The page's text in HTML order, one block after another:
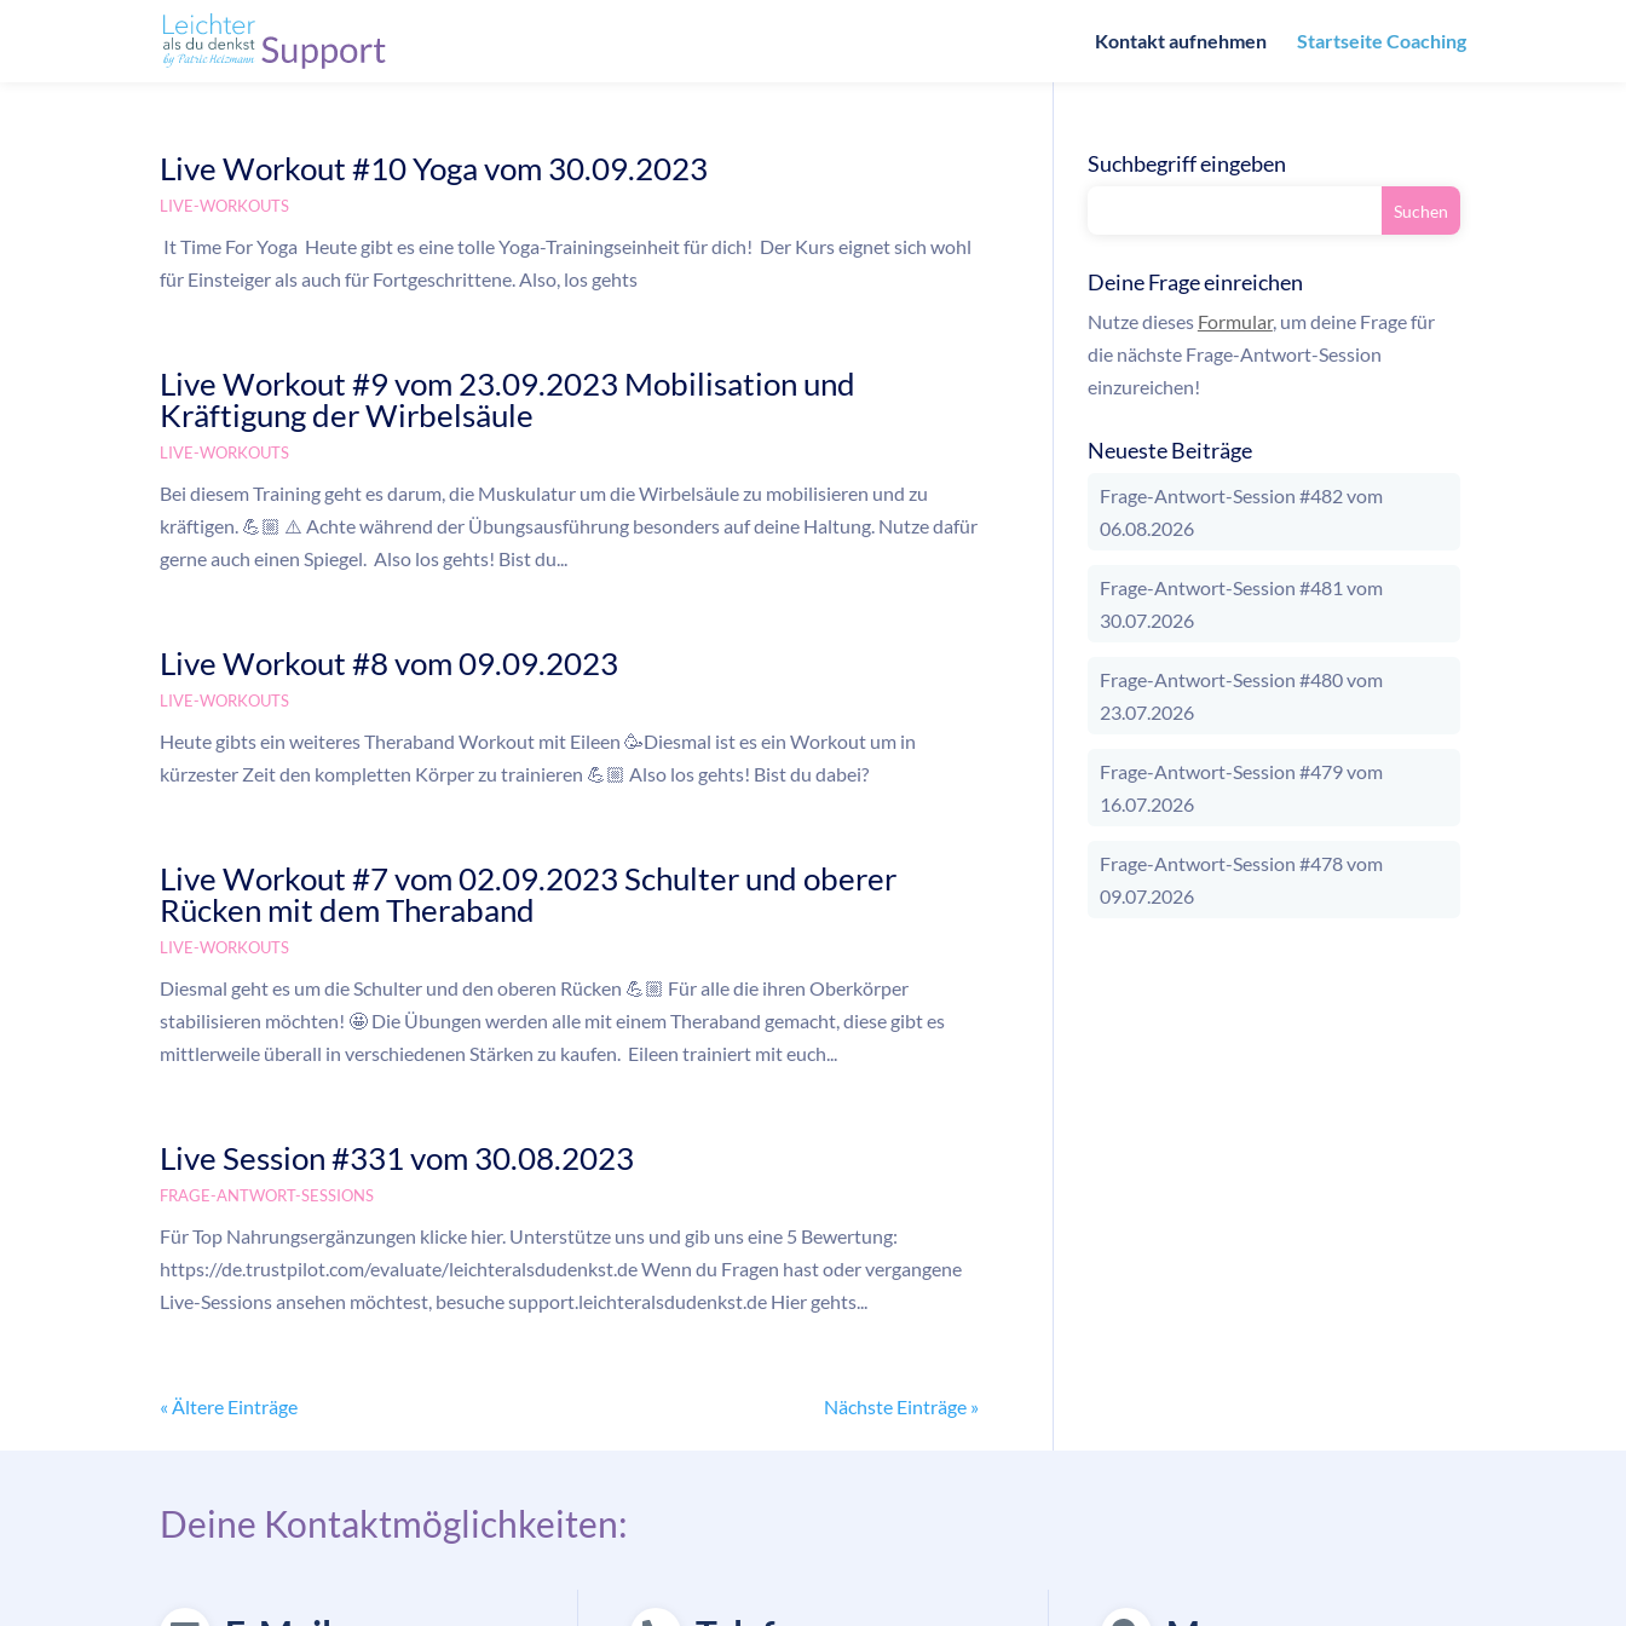
Kontakt aufnehmen Startseite Coaching
Live Workout #10 Yoga vom 30.09.2023
LIVE-WORKOUTS
It Time For Yoga Heute gibt es eine tolle Yoga-Trainingseinheit für dich! Der Kurs eignet sich wohl
für Einsteiger als auch für Fortgeschrittene. Also, los gehts
Live Workout #9 vom 23.09.2023 Mobilisation und
Kräftigung der Wirbelsäule
LIVE-WORKOUTS
Bei diesem Training geht es darum, die Muskulatur um die Wirbelsäule zu mobilisieren und zu
kräftigen. 💪🏼 ⚠️ Achte während der Übungsausführung besonders auf deine Haltung. Nutze dafür
gerne auch einen Spiegel. Also los gehts! Bist du...
Live Workout #8 vom 09.09.2023
LIVE-WORKOUTS
Heute gibts ein weiteres Theraband Workout mit Eileen 🥳Diesmal ist es ein Workout um in
kürzester Zeit den kompletten Körper zu trainieren 💪🏼 Also los gehts! Bist du dabei?
Live Workout #7 vom 02.09.2023 Schulter und oberer
Rücken mit dem Theraband
LIVE-WORKOUTS
Diesmal geht es um die Schulter und den oberen Rücken 💪🏼 Für alle die ihren Oberkörper
stabilisieren möchten! 🤩 Die Übungen werden alle mit einem Theraband gemacht, diese gibt es
mittlerweile überall in verschiedenen Stärken zu kaufen. Eileen trainiert mit euch...
Live Session #331 vom 30.08.2023
FRAGE-ANTWORT-SESSIONS
Für Top Nahrungsergänzungen klicke hier. Unterstütze uns und gib uns eine 5 Bewertung:
https://de.trustpilot.com/evaluate/leichteralsdudenkst.de Wenn du Fragen hast oder vergangene
Live-Sessions ansehen möchtest, besuche support.leichteralsdudenkst.de Hier gehts...
« Ältere Einträge Nächste Einträge »
Suchbegriff eingeben
Deine Frage einreichen
Nutze dieses Formular, um deine Frage für
die nächste Frage-Antwort-Session
einzureichen!
Neueste Beiträge
Frage-Antwort-Session #482 vom
06.08.2026
Frage-Antwort-Session #481 vom
30.07.2026
Frage-Antwort-Session #480 vom
23.07.2026
Frage-Antwort-Session #479 vom
16.07.2026
Frage-Antwort-Session #478 vom
09.07.2026
Deine Kontaktmöglichkeiten: